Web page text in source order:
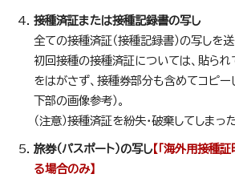
接種済証または接種記録書の写し
全ての接種済証（接種記録書）の写しを
初回接種の接種済証については、貼ら
をはがさず、接種券部分も含めてコピー
下部の画像参考）。
（注意）接種済証を紛失・破棄してしまっ
旅券（パスポート）の写し【「海外用接種
る場合のみ】